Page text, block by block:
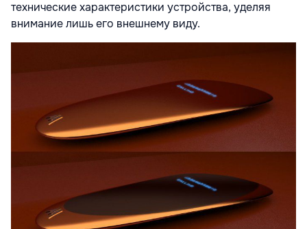
технические характеристики устройства, уделяя
внимание лишь его внешнему виду.